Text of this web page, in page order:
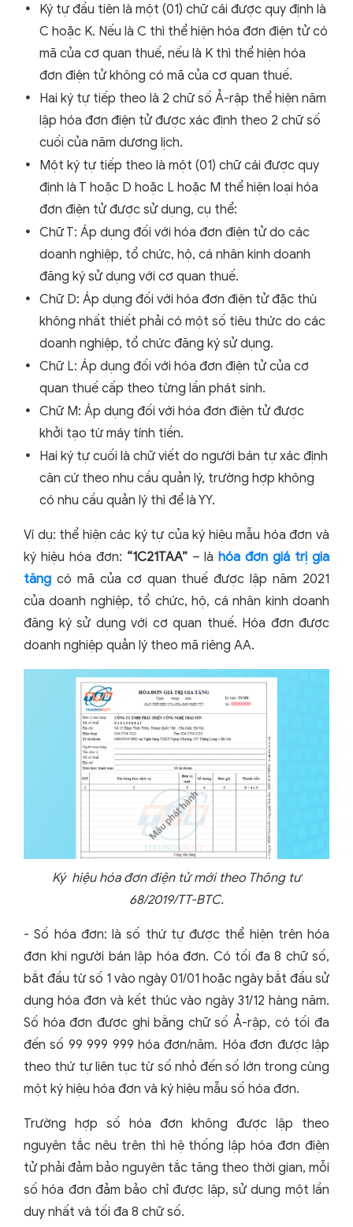
Ký tự đầu tiên là một (01) chữ cái được quy định là
C hoặc K. Nếu là C thì thể hiện hóa đơn điện tử có
mã của cơ quan thuế, nếu là K thì thể hiện hóa
đơn điện tử không có mã của cơ quan thuế.
Hai ký tự tiếp theo là 2 chữ số Ả-rập thể hiện năm
lập hóa đơn điện tử được xác định theo 2 chữ số
cuối của năm dương lịch.
Một ký tự tiếp theo là một (01) chữ cái được quy
định là T hoặc D hoặc L hoặc M thể hiện loại hóa
đơn điện tử được sử dụng, cụ thể:
Chữ T: Áp dụng đối với hóa đơn điện tử do các
doanh nghiệp, tổ chức, hộ, cá nhân kinh doanh
đăng ký sử dụng với cơ quan thuế.
Chữ D: Áp dụng đối với hóa đơn điện tử đặc thù
không nhất thiết phải có một số tiêu thức do các
doanh nghiệp, tổ chức đăng ký sử dụng.
Chữ L: Áp dụng đối với hóa đơn điện tử của cơ
quan thuế cấp theo từng lần phát sinh.
Chữ M: Áp dụng đối với hóa đơn điện tử được
khởi tạo từ máy tính tiền.
Hai ký tự cuối là chữ viết do người bán tự xác định
căn cứ theo nhu cầu quản lý, trường hợp không
có nhu cầu quản lý thì để là YY.
Ví dụ: thể hiện các ký tự của ký hiệu mẫu hóa đơn và
ký hiệu hóa đơn: “1C21TAA”– làhóa đơn giá trị gia
tăng có mã của cơ quan thuế được lập năm 2021
của doanh nghiệp, tổ chức, hộ, cá nhân kinh doanh
đăng ký sử dụng với cơ quan thuế. Hóa đơn được
doanh nghiệp quản lý theo mã riêng AA.
Ký hiệu hóa đơn điện tử mới theo Thông tư
68/2019/TT-BTC.
- Số hóa đơn: là số thứ tự được thể hiện trên hóa
đơn khi người bán lập hóa đơn. Có tối đa 8 chữ số,
bắt đầu từ số 1 vào ngày 01/01 hoặc ngày bắt đầu sử
dụng hóa đơn và kết thúc vào ngày 31/12 hàng năm.
Số hóa đơn được ghi bằng chữ số Ả-rập, có tối đa
đến số 99 999 999 hóa đơn/năm. Hóa đơn được lập
theo thứ tự liên tục từ số nhỏ đến số lớn trong cùng
một ký hiệu hóa đơn và ký hiệu mẫu số hóa đơn.
Trường hợp số hóa đơn không được lập theo
nguyên tắc nêu trên thì hệ thống lập hóa đơn điện
tử phải đảm bảo nguyên tắc tăng theo thời gian, mỗi
số hóa đơn đảm bảo chỉ được lập, sử dụng một lần
duy nhất và tối đa 8 chữ số.